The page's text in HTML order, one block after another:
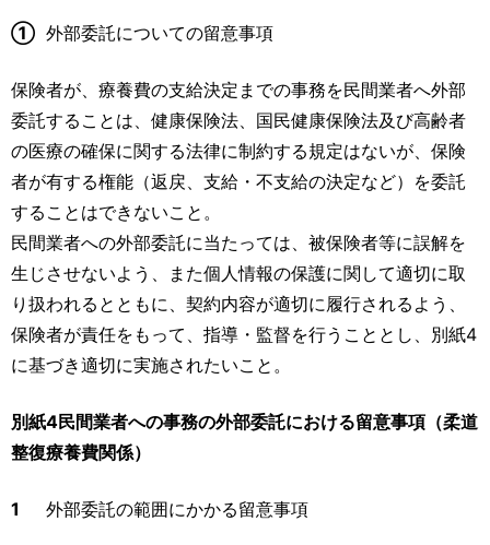
① 外部委託についての留意事項
保険者が、療養費の支給決定までの事務を民間業者へ外部
委託することは、健康保険法、国民健康保険法及び高齢者
の医療の確保に関する法律に制約する規定はないが、保険
者が有する権能（返戻、支給・不支給の決定など）を委託
することはできないこと。
民間業者への外部委託に当たっては、被保険者等に誤解を
生じさせないよう、また個人情報の保護に関して適切に取
り扱われるとともに、契約内容が適切に履行されるよう、
保険者が責任をもって、指導・監督を行うこととし、別紙4
に基づき適切に実施されたいこと。
別紙4民間業者への事務の外部委託における留意事項（柔道
整復療養費関係）
1 外部委託の範囲にかかる留意事項